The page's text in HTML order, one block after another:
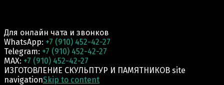
Для онлайн чата и звонков
WhatsApp: +7 (910) 452-42-27
Telegram: +7 (910) 452-42-27
MAX: +7 (910) 452-42-27
ИЗГОТОВЛЕНИЕ СКУЛЬПТУР И ПАМЯТНИКОВ site
navigationSkip to content